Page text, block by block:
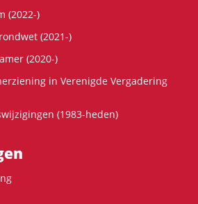
(2022-)
(2021-)
(2020-)
in Verenigde Vergadering
(1983-heden)